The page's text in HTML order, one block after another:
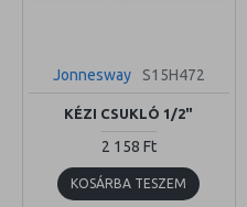
Jonnesway S15H472
KÉZI CSUKLÓ 1/2"
2 158 Ft
KOSÁRBA TESZEM